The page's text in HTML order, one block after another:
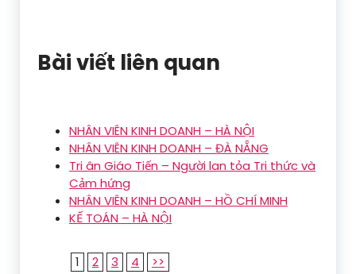
Bài viết liên quan
NHÂN VIÊN KINH DOANH – HÀ NỘI
NHÂN VIÊN KINH DOANH – ĐÀ NẴNG
Tri ân Giáo Tiến – Người lan tỏa Tri thức và
Cảm hứng
NHÂN VIÊN KINH DOANH – HỒ CHÍ MINH
KẾ TOÁN – HÀ NỘI
1 2 3 4 >>